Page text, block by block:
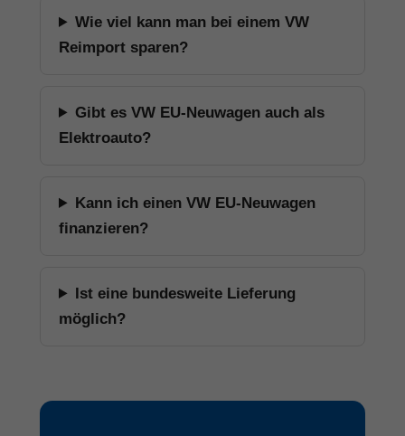
Wie viel kann man bei einem VW
Reimport sparen?
Gibt es VW EU-Neuwagen auch als
Elektroauto?
Kann ich einen VW EU-Neuwagen
finanzieren?
Ist eine bundesweite Lieferung
möglich?